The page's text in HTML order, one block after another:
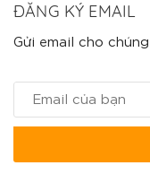
ĐĂNG KÝ EMAIL
Gửi email cho